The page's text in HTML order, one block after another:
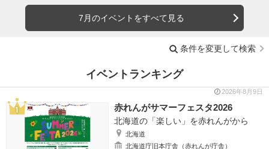
7月のイベントをすべて見る
条件を変更して検索
イベントランキング
2026年8月9日
赤れんがサマーフェスタ2026
北海道の「楽しい」を赤れんがから
北海道
北海道庁旧本庁舎（赤れんが庁舎）